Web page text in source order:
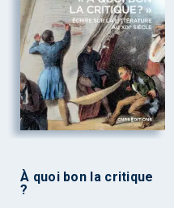
À quoi bon la critique
?